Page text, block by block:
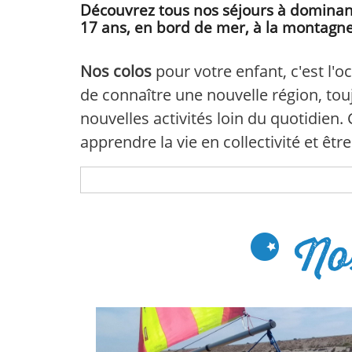
TéléchargerDécouvrez tous nos séjours à
17 ans, en bord de mer, à la
Nos colos pour votre enfant, c'est
de connaître une nouvelle région,
nouvelles activités loin du
apprendre la vie en collectivité et
Partir en colo c’est vivre une
Ainsi, toute l’équipe du CLUB
d’expériences et de rencontres, de
projet éducatif
Notre proposition decolonies de